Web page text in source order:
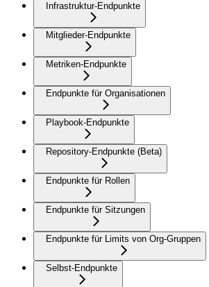
Infrastruktur-Endpunkte
Mitglieder-Endpunkte
Metriken-Endpunkte
Endpunkte für Organisationen
Playbook-Endpunkte
Repository-Endpunkte (Beta)
Endpunkte für Rollen
Endpunkte für Sitzungen
Endpunkte für Limits von Org-Gruppen
Selbst-Endpunkte